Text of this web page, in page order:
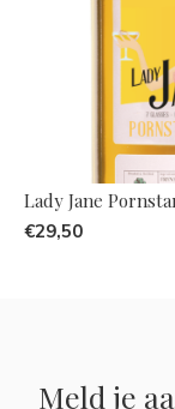
Lady Jane
€29,50
Meld je